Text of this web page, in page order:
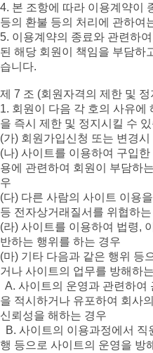
4. 본 조항에 따라 이용계약이
등의 환불 등의 처리에 관하여
5. 이용계약의 종료와 관련하
된 해당 회원이 책임을 부담하
습니다.
제 7 조 (회원자격의 제한 및 정
1. 회원이 다음 각 호의 사유에
을 즉시 제한 및 정지시킬 수
(가) 회원가입신청 또는 변경
(나) 사이트를 이용하여 구입
용에 관련하여 회원이 부담하
우
(다) 다른 사람의 사이트 이용
등 전자상거래질서를 위협하
(라) 사이트를 이용하여 법령,
반하는 행위를 하는 경우
(마) 기타 다음과 같은 행위 등
거나 사이트의 업무를 방해하
A. 사이트의 운영과 관련하여
을 적시하거나 유포하여 회사
신뢰성을 해하는 경우
B. 사이트의 이용과정에서 직
행 등으로 사이트의 운영을 방